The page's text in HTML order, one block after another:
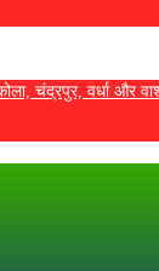
चंद्रपुर, वर्धा और